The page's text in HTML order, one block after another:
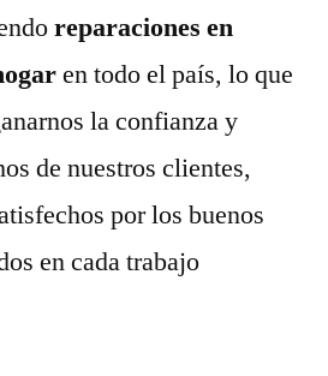
reparaciones en
en todo el país, lo que
la confianza y
de nuestros clientes,
por los buenos
en cada trabajo